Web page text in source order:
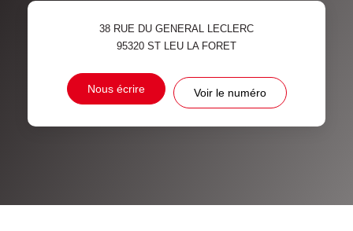
38 RUE DU GENERAL LECLERC
95320 ST LEU LA FORET
Nous écrire Voir le numéro